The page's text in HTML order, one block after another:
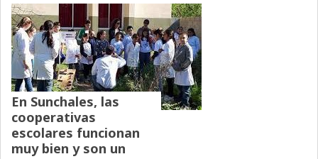
En Sunchales, las
cooperativas
escolares funcionan
muy bien y son un